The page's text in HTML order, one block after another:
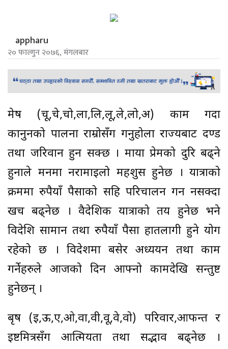
appharu
२० फाल्गुन २०७६, मंगलबार
मेष (चू,चे,चो,ला,लि,लू,ले,लो,अ) काम गर्दा
कानुनको पालना राम्रोसँग गर्नुहोला राज्यबाट दण्ड
तथा जरिवान हुन सक्छ । माया प्रेमको दुरि बढ्ने
हुनाले मनमा नरामाइलो महशुस हुनेछ । यात्राको
क्रममा रुपैयाँ पैसाको सहि परिचालन गर्न नसक्दा
खर्च बढ्नेछ । वैदेशिक यात्राको तय हुनेछ भने
विदेशि सामान तथा रुपैयाँ पैसा हातलागी हुने योग
रहेको छ । विदेशमा बसेर अध्ययन तथा काम
गर्नेहरुले आजको दिन आफ्नो कामदेखि सन्तुष्ट
हुनेछन् ।
बृष (ई,ऊ,ए,ओ,वा,वी,वू,वे,वो) परिवार,आफन्त र
इष्टमित्रसँग आत्मियता तथा सद्भाव बढ्नेछ ।